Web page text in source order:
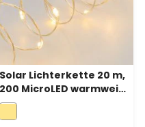
Solar Lichterkette 20 m,
200 MicroLED warmweiß,
Silberdraht